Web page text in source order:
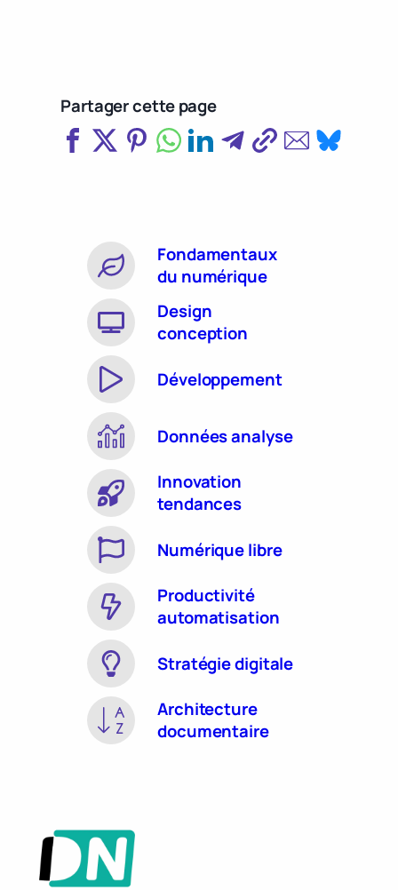
Partager cette page
Fondamentaux
du numérique
Design
conception
Développement
Données analyse
Innovation
tendances
Numérique libre
Productivité
automatisation
Stratégie digitale
Architecture
documentaire